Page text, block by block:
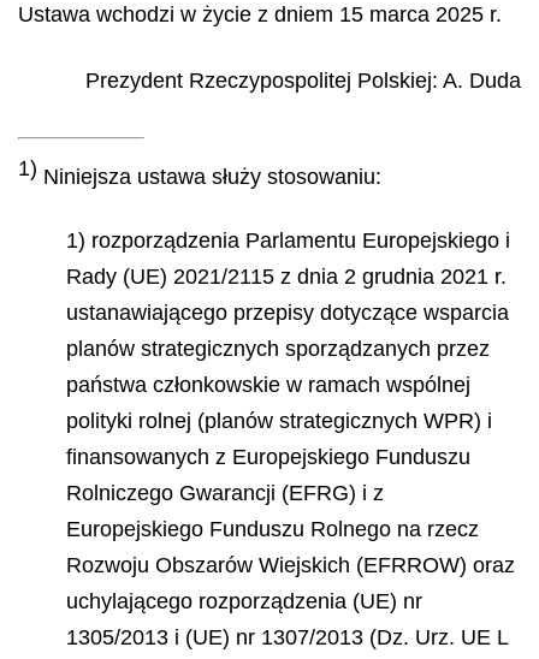
Ustawa wchodzi w życie z dniem 15 marca 2025 r.
Prezydent Rzeczypospolitej Polskiej: A. Duda
1) Niniejsza ustawa służy stosowaniu:
1) rozporządzenia Parlamentu Europejskiego i
Rady (UE) 2021/2115 z dnia 2 grudnia 2021 r.
ustanawiającego przepisy dotyczące wsparcia
planów strategicznych sporządzanych przez
państwa członkowskie w ramach wspólnej
polityki rolnej (planów strategicznych WPR) i
finansowanych z Europejskiego Funduszu
Rolniczego Gwarancji (EFRG) i z
Europejskiego Funduszu Rolnego na rzecz
Rozwoju Obszarów Wiejskich (EFRROW) oraz
uchylającego rozporządzenia (UE) nr
1305/2013 i (UE) nr 1307/2013 (Dz. Urz. UE L